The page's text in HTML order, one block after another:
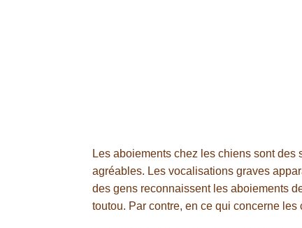
Les aboiements chez les chiens sont
agréables. Les vocalisations graves
des gens reconnaissent les aboiements
toutou. Par contre, en ce qui concerne